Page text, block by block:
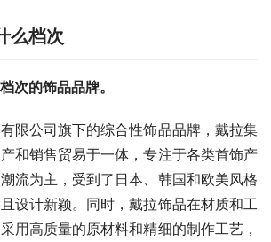
么档次
次的饰品品牌。
限公司旗下的综合性饰品品牌，戴拉集
和销售贸易于一体，专注于各类首饰产
流为主，受到了日本、韩国和欧美风格
设计新颖。同时，戴拉饰品在材质和工
用高质量的原材料和精细的制作工艺，